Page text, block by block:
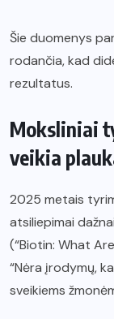
Šie duomenys
rodančia, kad
rezultatus.
Moksliniai
veikia
2025 metais
atsiliepimai
(“Biotin: What
“Nėra įrodymų,
sveikiems